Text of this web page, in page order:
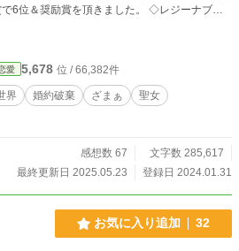
6位＆奨励賞を頂きました。 ◇レジーナブッ
売中です！ 本当にありがとうございます！
愛 5,678 位 / 66,382件
界 婚約破棄 ざまぁ
聖女
感想数 67
文字数 285,617
最終更新日 2025.05.23
登録日 2024.01.31
お気に入り追加 32